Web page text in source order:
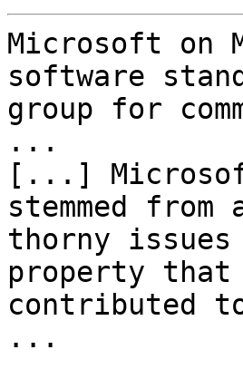
Microsoft on
software
group for
...
[...]
stemmed
thorny
property
contributed
...